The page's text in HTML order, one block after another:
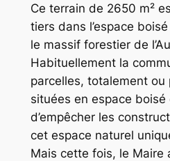
Ce terrain de 2650 m²
tiers dans l’espace
le massif forestier de
Habituellement la
parcelles, totalement ou
situées en espace boisé
d’empêcher les
cet espace naturel
Mais cette fois, le Maire